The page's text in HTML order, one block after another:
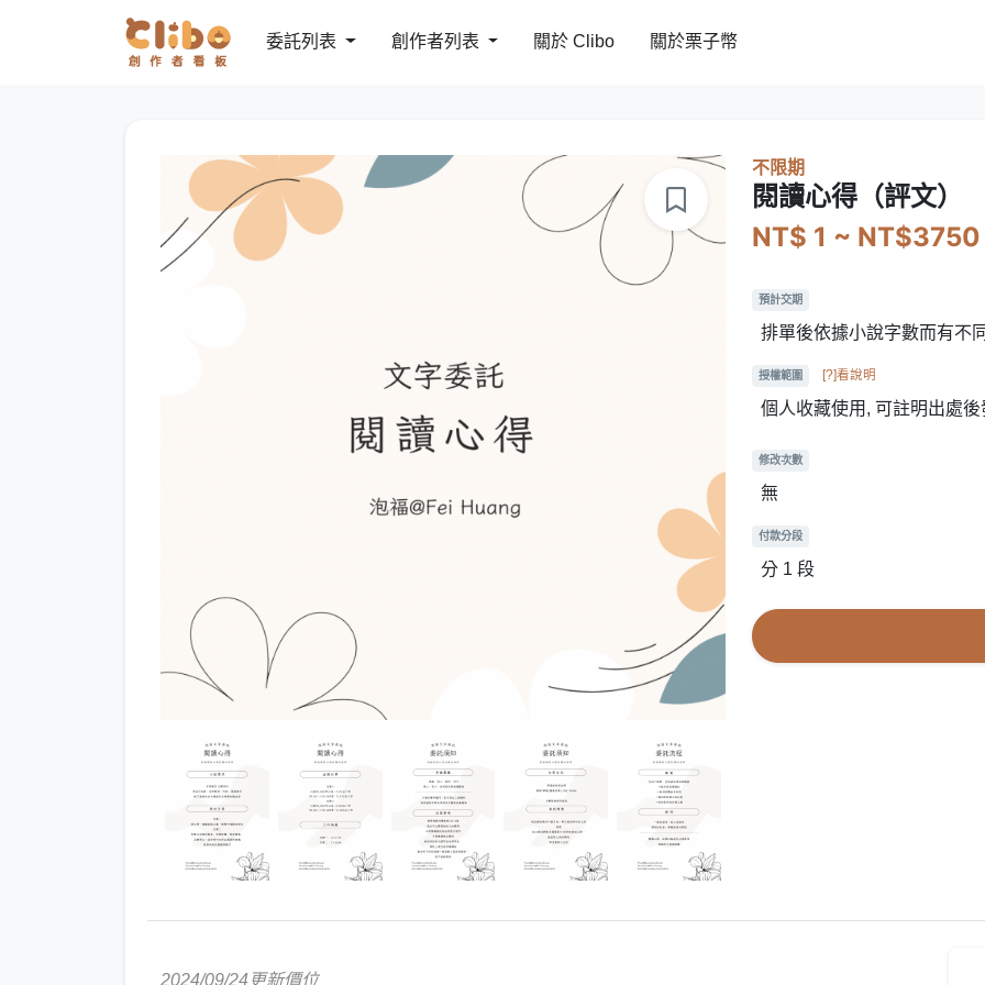
委託列表 創作者列表 關於 Clibo 關於栗子幣
不限期
閱讀心得（評文）
NT$ 1 ~ NT$3750
預計交期
排單後依據小說字數而有不
授權範圍 [?]看說明
個人收藏使用, 可註明出處後
修改次數
無
付款分段
分 1 段
2024/09/24更新價位